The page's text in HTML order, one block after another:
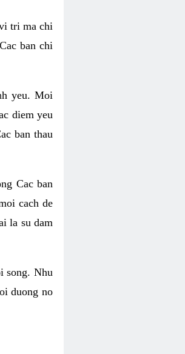
tri ma chi
ban chi
yeu. Moi
diem yeu
ban thau
Cac ban
cach de
la su dam
song. Nhu
duong no